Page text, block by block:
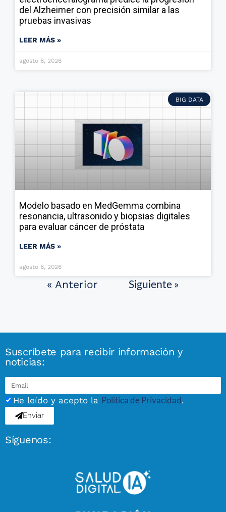
del Alzheimer con precisión similar a las
pruebas invasivas
LEER MÁS »
agosto 6, 2026
BIG DATA
Modelo basado en MedGemma combina
resonancia, ultrasonido y biopsias digitales
para evaluar cáncer de próstata
LEER MÁS »
agosto 6, 2026
« Anterior Siguiente »
Suscríbete para recibir información y
noticias:
He leído y acepto la Política de Privacidad.
Enviar
Síguenos: